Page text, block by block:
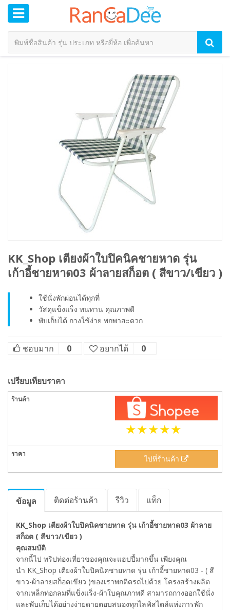
KK_Shop เตียงผ้าใบปิคนิคชายหาด รุ่น
เก้าอี้ชายหาด03 ผ้าลายสก็อต ( สีขาว/เขียว )
ใช้นั่งพักผ่อนได้ทุกที่
วัสดุแข็งแร็ง ทนทาน คุณภาพดี
พับเก็บได้ กางใช้ง่าย พกพาสะดวก
ชอบมาก 0 อยากได้ 0
เปรียบเทียบราคา
ไปที่ร้านค้า
ข้อมูล ติดต่อร้านค้า รีวิว แท็ก
KK_Shop เตียงผ้าใบปิคนิคชายหาด รุ่น เก้าอี้ชายหาด03 ผ้าลาย
สก็อต ( สีขาว/เขียว )
คุณสมบัติ
จากนี้ไป ทริปท่องเที่ยวของคุณจะแฮปปี้มากขึ้น เพียงคุณ
นำ KK_Shop เตียงผ้าใบปิคนิคชายหาด รุ่น เก้าอี้ชายหาด03 - ( สี
ขาว-ผ้าลายสก็อตเขียว )ของเราพกติดรถไปด้วย โครงสร้างผลิต
จากเหล็กท่อกลมที่แข็งแร็ง-ผ้าใบคุณภาพดี สามารถกางออกใช้นั่ง
และพับเก็บได้อย่างง่ายดายตอบสนองทุกไลฟ์สไตล์แห่งการพัก